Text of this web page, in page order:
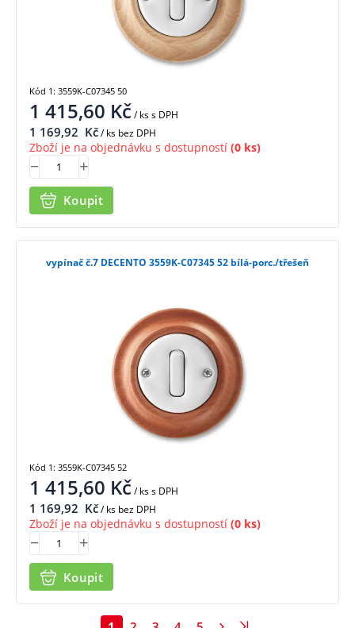
1 415,60 Kč/ kss DPH
1 169,92 Kč/ ks bez DPH
Zboží je na objednávku s dostupností (0 ks)
Koupit
Kód 1: 3559K-C07345 50
vypínač č.7 DECENTO 3559K-C07345 52 bílá-porc./třešeň
1 415,60 Kč/ kss DPH
1 169,92 Kč/ ks bez DPH
Zboží je na objednávku s dostupností (0 ks)
Koupit
Kód 1: 3559K-C07345 52